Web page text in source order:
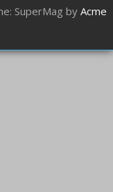
SuperMag byAcme